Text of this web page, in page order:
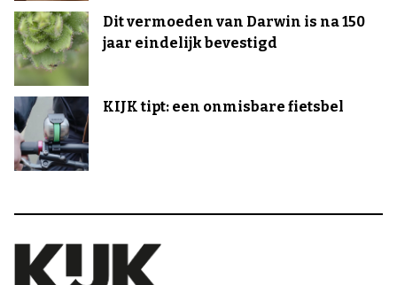
Dit vermoeden van Darwin is na 150
jaar eindelijk bevestigd
KIJK tipt: een onmisbare fietsbel